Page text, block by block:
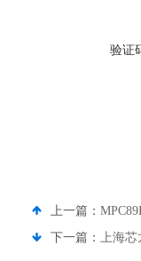
验证
上一篇：
下一篇： 上海芯